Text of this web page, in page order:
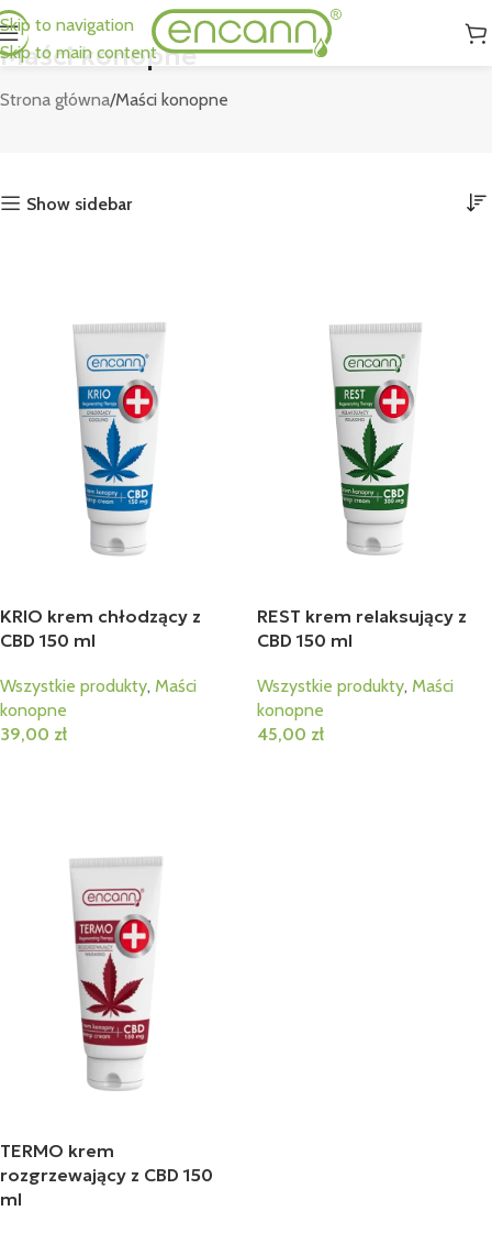
Skip to navigation
Skip to main content
Maści konopne
Strona główna Maści konopne
Show sidebar
KRIO krem chłodzący z
CBD 150 ml
Wszystkie produkty, Maści
konopne
39,00 zł
REST krem relaksujący z
CBD 150 ml
Wszystkie produkty, Maści
konopne
45,00 zł
TERMO krem
rozgrzewający z CBD 150
ml